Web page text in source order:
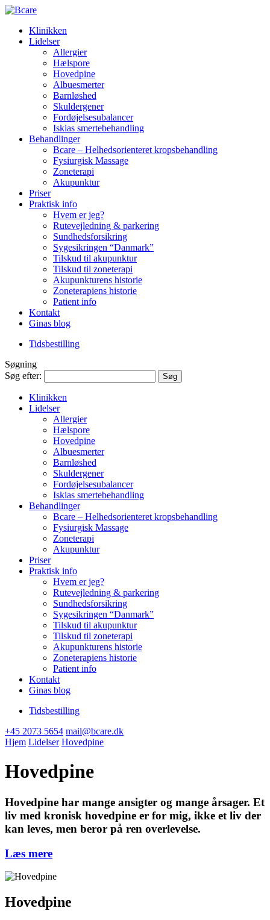
Klinikken
Lidelser
Allergier
Hælspore
Hovedpine
Albuesmerter
Barnløshed
Skuldergener
Fordøjelsesubalancer
Iskias smertebehandling
Behandlinger
Bcare – Helhedsorienteret kropsbehandling
Fysiurgisk Massage
Zoneterapi
Akupunktur
Priser
Praktisk info
Hvem er jeg?
Rutevejledning & parkering
Sundhedsforsikring
Sygesikringen “Danmark”
Tilskud til akupunktur
Tilskud til zoneterapi
Akupunkturens historie
Zoneterapiens historie
Patient info
Kontakt
Ginas blog
Tidsbestilling
Søgning
Søg efter:
Klinikken
Lidelser
Allergier
Hælspore
Hovedpine
Albuesmerter
Barnløshed
Skuldergener
Fordøjelsesubalancer
Iskias smertebehandling
Behandlinger
Bcare – Helhedsorienteret kropsbehandling
Fysiurgisk Massage
Zoneterapi
Akupunktur
Priser
Praktisk info
Hvem er jeg?
Rutevejledning & parkering
Sundhedsforsikring
Sygesikringen “Danmark”
Tilskud til akupunktur
Tilskud til zoneterapi
Akupunkturens historie
Zoneterapiens historie
Patient info
Kontakt
Ginas blog
Tidsbestilling
+45 2073 5654 mail@bcare.dk
Hjem Lidelser Hovedpine
Hovedpine
Hovedpine har mange ansigter og mange årsager. Et
liv med kronisk hovedpine er for mig, ikke et liv der
kan leves, men beror på ren overlevelse.
Læs mere
Hovedpine